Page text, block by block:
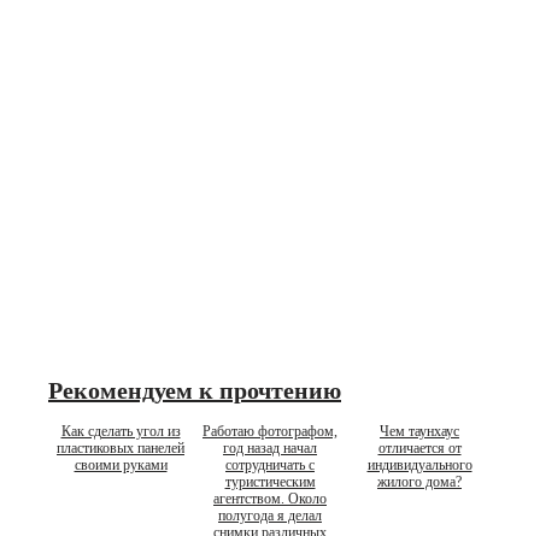
Рекомендуем к прочтению
Как сделать угол из
пластиковых панелей
своими руками
Работаю фотографом,
год назад начал
сотрудничать с
туристическим
агентством. Около
полугода я делал
снимки различных
Чем таунхаус
отличается от
индивидуального
жилого дома?